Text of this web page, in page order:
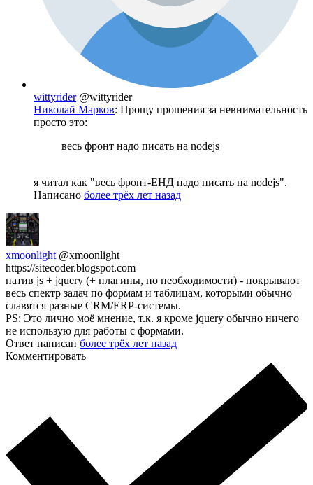
wittyrider @wittyrider
Николай Марков: Прощу прошения за невнимательность
просто это:
весь фронт надо писать на nodejs
я читал как "весь фронт-ЕНД надо писать на nodejs".
Написано более трёх лет назад
xmoonlight @xmoonlight
https://sitecoder.blogspot.com
натив js + jquery (+ плагины, по необходимости) - покрывают
весь спектр задач по формам и таблицам, которыми обычно
славятся разные CRM/ERP-системы.
PS: Это лично моё мнение, т.к. я кроме jquery обычно ничего
не использую для работы с формами.
Ответ написан более трёх лет назад
Комментировать